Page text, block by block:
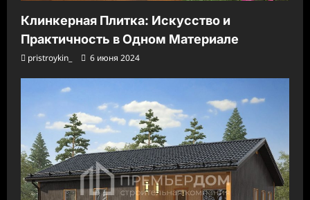
Клинкерная Плитка: Искусство и
Практичность в Одном Материале
pristroykin_ 6 июня 2024